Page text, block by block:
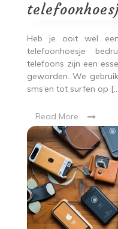
Heb je ooit wel
telefoonhoesje
telefoons zijn een
geworden. We
sms’en tot surfen op
Read More